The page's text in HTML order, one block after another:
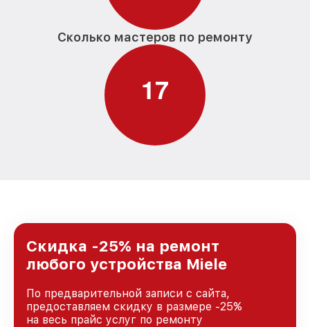
Сколько мастеров по ремонту
17
Скидка -25% на ремонт
любого устройства Miele
По предварительной записи с сайта,
предоставляем скидку в размере -25%
на весь прайс услуг по ремонту